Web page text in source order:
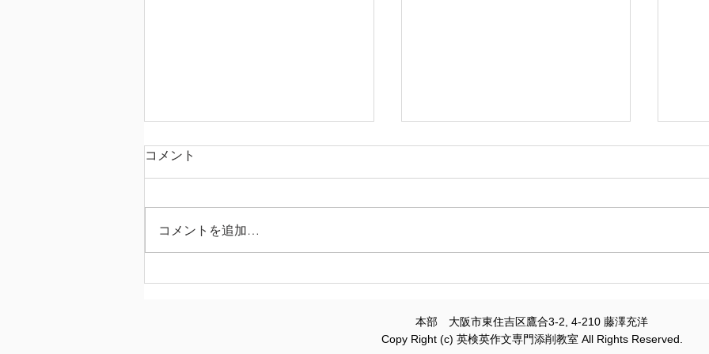
例から学ぶ動名詞主語の活用
法と実践トレーニング
を
ま
コメント
コメントを追加…
本部 大阪市東住吉区鷹合3-2, 4-210 藤澤充洋
Copy Right (c) 英検英作文専門添削教室 All Rights Reserved.